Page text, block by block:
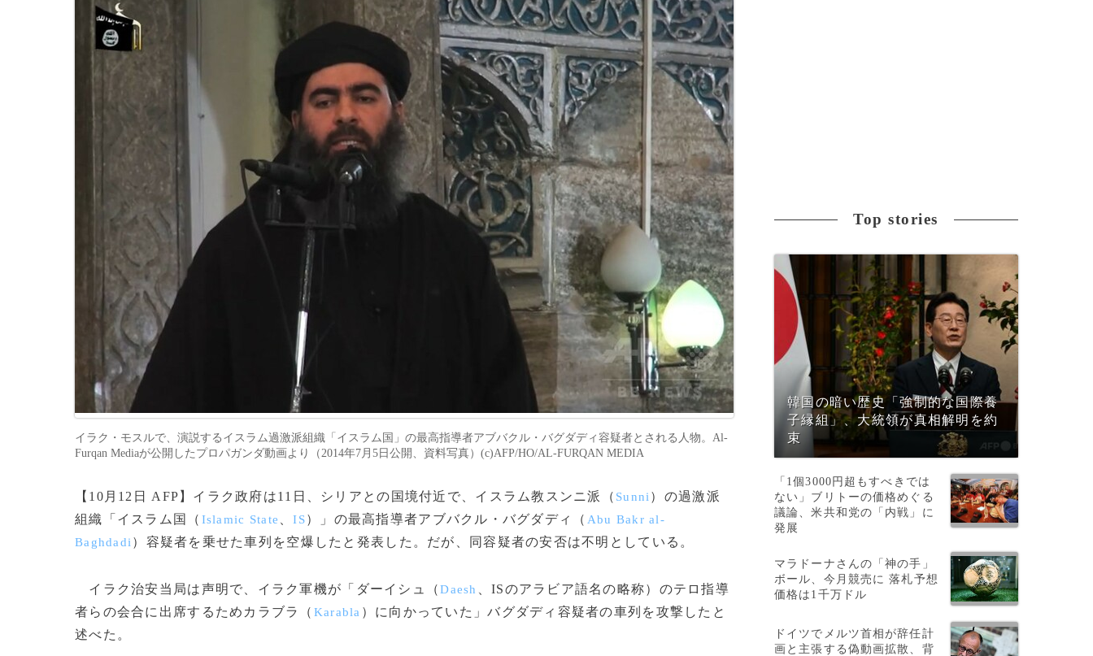
イラク・モスルで、演説するイスラム過激派組織「イスラム国」の最高指導者アブバクル・バグダディ容疑者とされる人物。Al-
Furqan Mediaが公開したプロパガンダ動画より（2014年7月5日公開、資料写真）(c)AFP/HO/AL-FURQAN MEDIA
【10月12日 AFP】イラク政府は11日、シリアとの国境付近で、イスラム教スンニ派（ Sunni ）の過激派
組織「イスラム国（ Islamic State 、IS）」の最高指導者アブバクル・バグダディ（ Abu Bakr al-
Baghdadi ）容疑者を乗せた車列を空爆したと発表した。だが、同容疑者の安否は不明としている。
イラク治安当局は声明で、イラク軍機が「ダーイシュ（Daesh
、ISのアラビア語名の略称）のテロ指導
者らの会合に出席するためカラブラ（ Karabla ）に向かっていた」バグダディ容疑者の車列を攻撃したと
述べた。
Top stories
韓国の暗い歴史「強制的な国際養
子縁組」、大統領が真相解明を約
束
「1個3000円超もすべきでは
ない」ブリトーの価格めぐる
議論、米共和党の「内戦」に
発展
マラドーナさんの「神の手」
ボール、今月競売に 落札予想
価格は1千万ドル
ドイツでメルツ首相が辞任計
画と主張する偽動画拡散、背